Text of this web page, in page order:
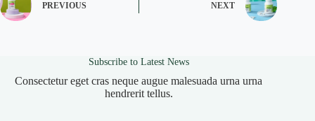
PREVIOUS NEXT
Subscribe to Latest News
Consectetur eget cras neque augue malesuada urna urna
hendrerit tellus.